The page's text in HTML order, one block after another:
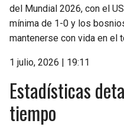
del Mundial 2026, con el
mínima de 1-0 y los
mantenerse con vida en el
1 julio, 2026 | 19:11
Estadísticas
tiempo